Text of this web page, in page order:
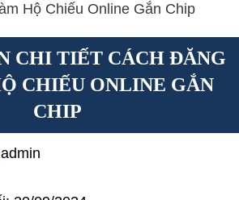
Hộ Chiếu Online Gắn Chip
CHI TIẾT CÁCH ĐĂNG
CHIẾU ONLINE GẮN
CHIP
admin